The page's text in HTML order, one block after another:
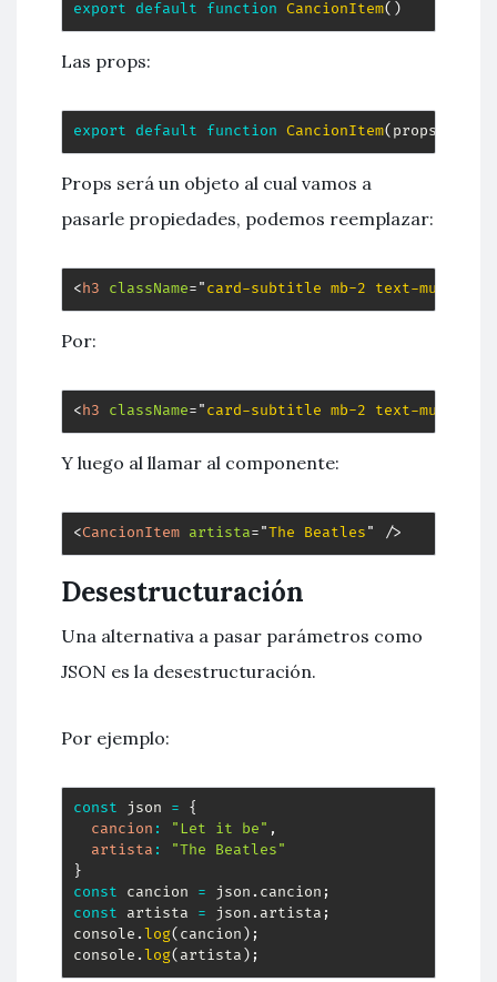
export default function CancionItem( )
Las props:
export default function CancionItem( props
Props será un objeto al cual vamos a
pasarle propiedades, podemos reemplazar:
<h3 className="card-subtitle mb-2 text-muted
Por:
<h3 className="card-subtitle mb-2 text-muted
Y luego al llamar al componente:
<CancionItem artista="The Beatles" />
Desestructuración
Una alternativa a pasar parámetros como
JSON es la desestructuración.
Por ejemplo:
const json =
{
cancion : "Let it be" ,
artista :
"The Beatles"
}
const cancion = json . cancion ;
const artista = json . artista ;
console .log( cancion ) ;
console .log( artista ) ;